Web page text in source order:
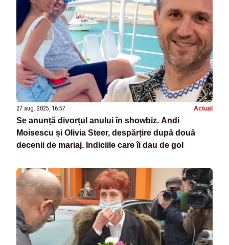
27 aug. 2025, 16:57 Actual
Se anunță divorțul anului în showbiz. Andi
Moisescu și Olivia Steer, despărțire după două
decenii de mariaj. Indiciile care îi dau de gol